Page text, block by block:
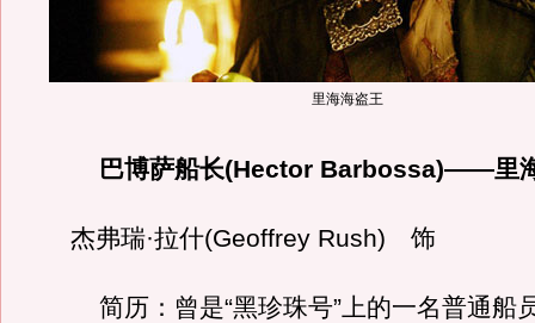
里海海盗王
巴博萨船长(Hector Barbossa)——里
杰弗瑞·拉什(Geoffrey Rush) 饰
简历：曾是“黑珍珠号”上的一名普通船